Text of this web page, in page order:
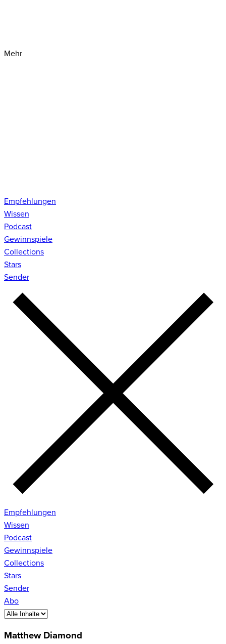
Mehr
Empfehlungen
Wissen
Podcast
Gewinnspiele
Collections
Stars
Sender
Empfehlungen
Wissen
Podcast
Gewinnspiele
Collections
Stars
Sender
Abo
Matthew Diamond